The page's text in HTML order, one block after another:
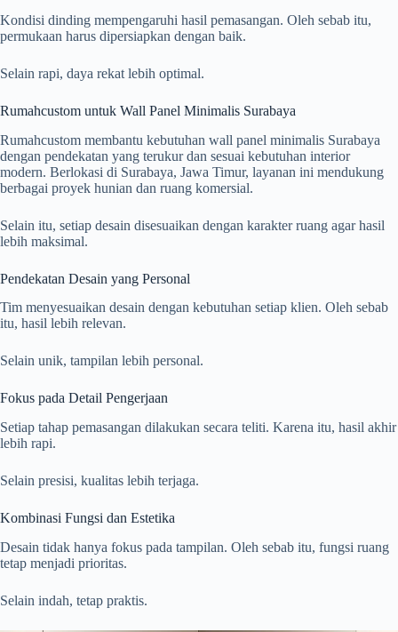
Kondisi dinding mempengaruhi hasil pemasangan. Oleh sebab itu,
permukaan harus dipersiapkan dengan baik.
Selain rapi, daya rekat lebih optimal.
Rumahcustom untuk Wall Panel Minimalis Surabaya
Rumahcustom membantu kebutuhan wall panel minimalis Surabaya
dengan pendekatan yang terukur dan sesuai kebutuhan interior
modern. Berlokasi di Surabaya, Jawa Timur, layanan ini mendukung
berbagai proyek hunian dan ruang komersial.
Selain itu, setiap desain disesuaikan dengan karakter ruang agar hasil
lebih maksimal.
Pendekatan Desain yang Personal
Tim menyesuaikan desain dengan kebutuhan setiap klien. Oleh sebab
itu, hasil lebih relevan.
Selain unik, tampilan lebih personal.
Fokus pada Detail Pengerjaan
Setiap tahap pemasangan dilakukan secara teliti. Karena itu, hasil akhir
lebih rapi.
Selain presisi, kualitas lebih terjaga.
Kombinasi Fungsi dan Estetika
Desain tidak hanya fokus pada tampilan. Oleh sebab itu, fungsi ruang
tetap menjadi prioritas.
Selain indah, tetap praktis.